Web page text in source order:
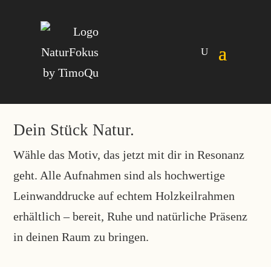
Dein Stück Natur.
Wähle das Motiv, das jetzt mit dir in Resonanz
geht. Alle Aufnahmen sind als hochwertige
Leinwanddrucke auf echtem Holzkeilrahmen
erhältlich – bereit, Ruhe und natürliche Präsenz
in deinen Raum zu bringen.